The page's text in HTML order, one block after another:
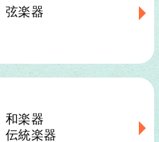
弦楽器
和楽器
伝統楽器